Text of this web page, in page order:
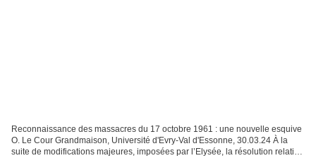
Reconnaissance des massacres du 17 octobre 1961 : une nouvelle esquive
O. Le Cour Grandmaison, Université d'Evry-Val d'Essonne, 30.03.24 À la
suite de modifications majeures, imposées par l’Elysée, la résolution relative